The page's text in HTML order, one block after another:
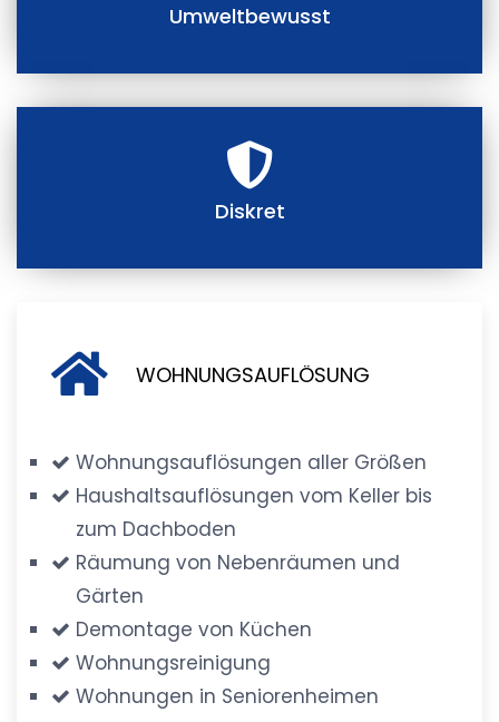
Umweltbewusst
Diskret
WOHNUNGSAUFLÖSUNG
Wohnungsauflösungen aller Größen
Haushaltsauflösungen vom Keller bis
zum Dachboden
Räumung von Nebenräumen und
Gärten
Demontage von Küchen
Wohnungsreinigung
Wohnungen in Seniorenheimen